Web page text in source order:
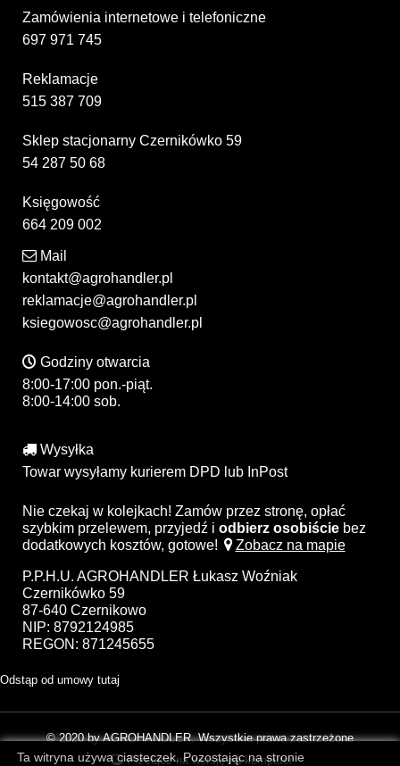
Ta witryna używa ciasteczek. Pozostając na stronie
Zamówienia internetowe i telefoniczne
697 971 745
Reklamacje
515 387 709
Sklep stacjonarny Czernikówko 59
54 287 50 68
Księgowość
664 209 002
Mail
kontakt@agrohandler.pl
reklamacje@agrohandler.pl
ksiegowosc@agrohandler.pl
Godziny otwarcia
8:00-17:00 pon.-piąt.
8:00-14:00 sob.
Wysyłka
Towar wysyłamy kurierem DPD lub InPost
Nie czekaj w kolejkach! Zamów przez stronę, opłać
szybkim przelewem, przyjedź i odbierz osobiście bez
dodatkowych kosztów, gotowe!
Zobacz na mapie
P.P.H.U. AGROHANDLER Łukasz Woźniak
Czernikówko 59
87-640 Czernikowo
NIP: 8792124985
REGON: 871245655
Odstąp od umowy tutaj
© 2020 by AGROHANDLER. Wszystkie prawa zastrzeżone
Przełącz na wersję na komputer